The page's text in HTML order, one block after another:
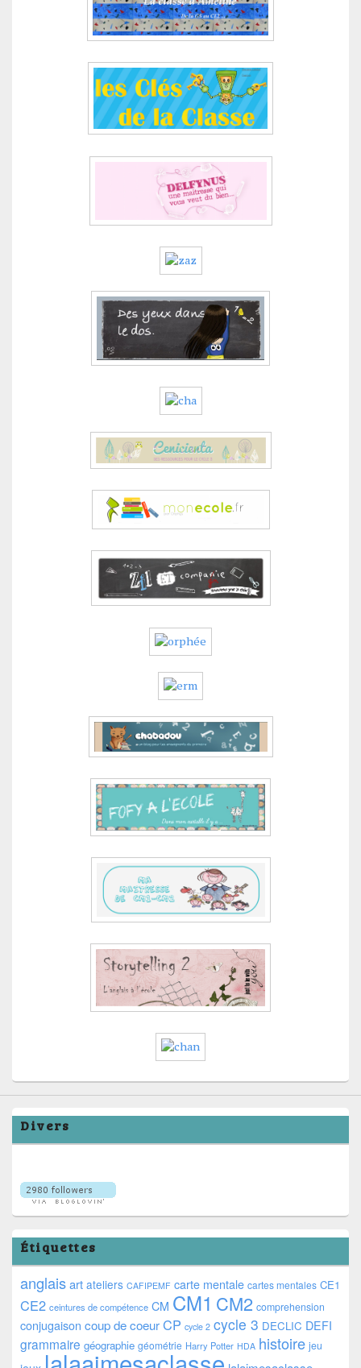
Divers
Étiquettes
anglaisart ateliers CAFIPEMF carte mentale cartes mentales CE1
CE2 ceintures de compétence CM CM1 CM2 comprehension
conjugaison coup de coeurCP cycle 2 cycle 3 DECLIC DEFI
grammaire géographie géométrie Harry Potter HDA histoire jeu